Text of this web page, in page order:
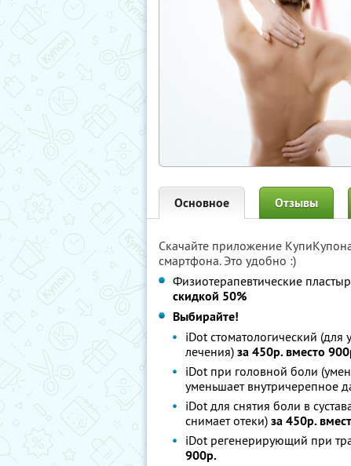
Основное Отзывы
Скачайте приложение
смартфона. Это удобно :)
Физиотерапевтические
скидкой 50%
Выбирайте!
iDot стоматологический
лечения) за 450р. вместо
iDot при головной боли
уменьшает внутричерепное
iDot для снятия боли в
снимает отеки) за 450р.
iDot регенерирующий при
900р.